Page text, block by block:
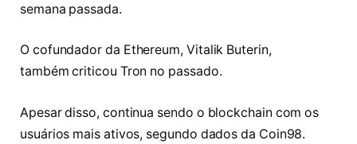
semana passada.
O cofundador da Ethereum, Vitalik Buterin,
também criticou Tron no passado.
Apesar disso, continua sendo o blockchain com os
usuários mais ativos, segundo dados da Coin98.